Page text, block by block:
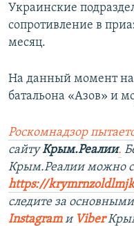
Украинские
сопротивление в
месяц.
На данный момент на
батальона «Азов» и
Роскомнадзор
сайту Крым.Реалии.
Крым.Реалии можно
https://
следите за
Instagram и Viber